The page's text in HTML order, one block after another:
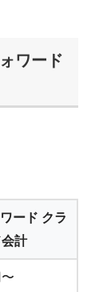
ワード
ード クラ
計